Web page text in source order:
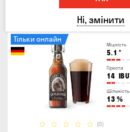
Міцність
5.1 °
Гіркота
14 IBU
Щільність
13 %
(0)
Тільки онлайн
Ні, змінити